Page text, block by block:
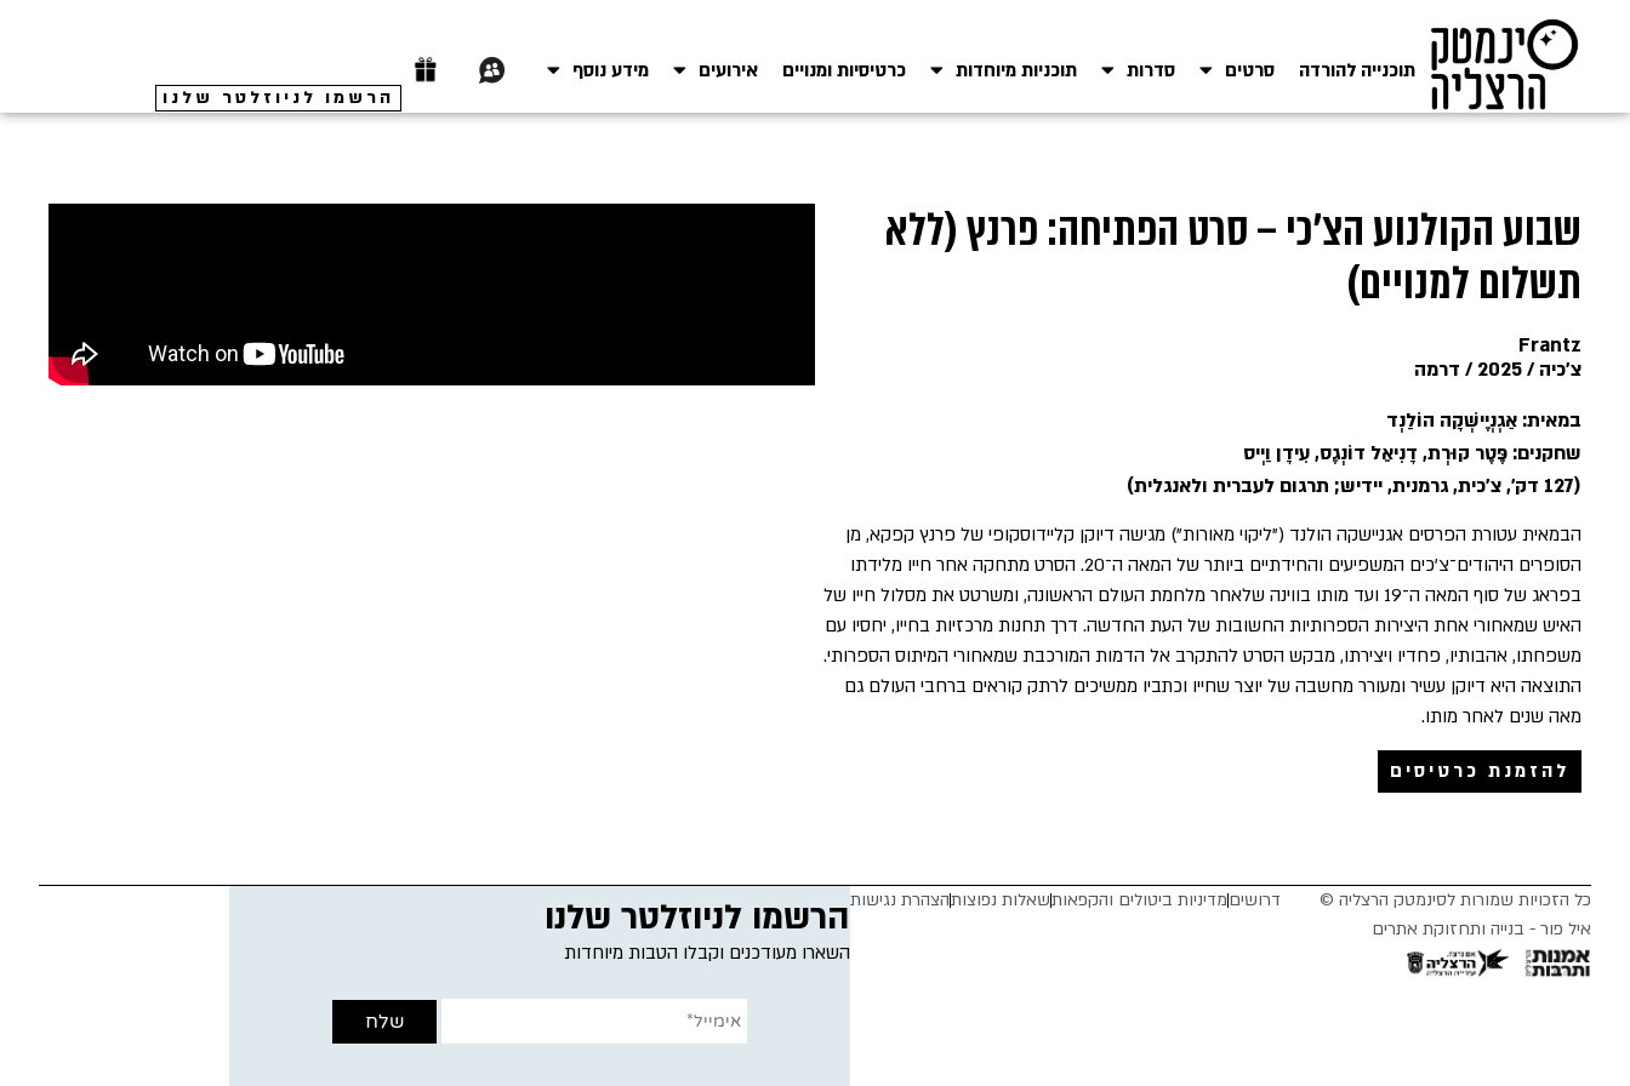
תוכנייה להורדה סרטים סדרות תוכניות מיוחדות כרטיסיות ומנויים אירועים מידע נוסף
הרשמו לניוזלטר שלנו
שבוע הקולנוע הצ'כי – סרט הפתיחה: פרנץ (ללא
תשלום למנויים)
Frantz
צ'כיה / 2025 / דרמה
במאית: אַגְנְיֶישְׁקָה הוֹלַנְד
שחקנים: פֶּטֶר קוּרְת, דָנִיאֵל דוֹנְגֶס, עִידָן וַיְיס
(127 דק', צ'כית, גרמנית, יידיש; תרגום לעברית ולאנגלית)
הבמאית עטורת הפרסים אגניישקה הולנד ("ליקוי מאורות") מגישה דיוקן קליידוסקופי של פרנץ קפקא, מן
הסופרים היהודים־צ'כים המשפיעים והחידתיים ביותר של המאה ה־20. הסרט מתחקה אחר חייו מלידתו
בפראג של סוף המאה ה־19 ועד מותו בווינה שלאחר מלחמת העולם הראשונה, ומשרטט את מסלול חייו של
האיש שמאחורי אחת היצירות הספרותיות החשובות של העת החדשה. דרך תחנות מרכזיות בחייו, יחסיו עם
משפחתו, אהבותיו, פחדיו ויצירתו, מבקש הסרט להתקרב אל הדמות המורכבת שמאחורי המיתוס הספרותי.
התוצאה היא דיוקן עשיר ומעורר מחשבה של יוצר שחייו וכתביו ממשיכים לרתק קוראים ברחבי העולם גם
מאה שנים לאחר מותו.
להזמנת כרטיסים
כל הזכויות שמורות לסינמטק הרצליה ©
איל פור - בנייה ותחזוקת אתרים
דרושיםמדיניות ביטולים והקפאותשאלות נפוצותהצהרת נגישותהרשמו לניוזלטר שלנו
השארו מעודכנים וקבלו הטבות מיוחדות